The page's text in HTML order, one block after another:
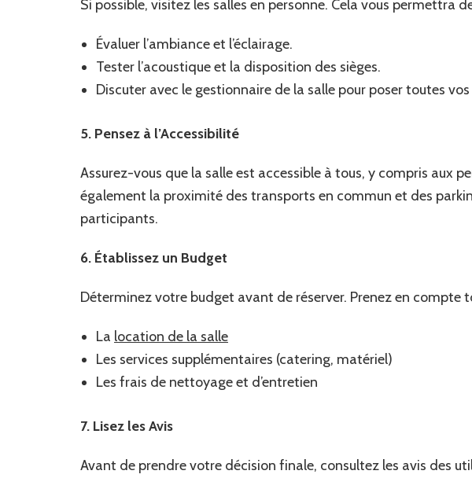
Si possible, visitez les salles en personne. Cela vous permettra
Évaluer l’ambiance et l’éclairage.
Tester l’acoustique et la disposition des sièges.
Discuter avec le gestionnaire de la salle pour poser toutes
5. Pensez à l’Accessibilité
Assurez-vous que la salle est accessible à tous, y compris aux
également la proximité des transports en commun et des
participants.
6. Établissez un Budget
Déterminez votre budget avant de réserver. Prenez en compte
La location de la salle
Les services supplémentaires (catering, matériel)
Les frais de nettoyage et d’entretien
7. Lisez les Avis
Avant de prendre votre décision finale, consultez les avis des